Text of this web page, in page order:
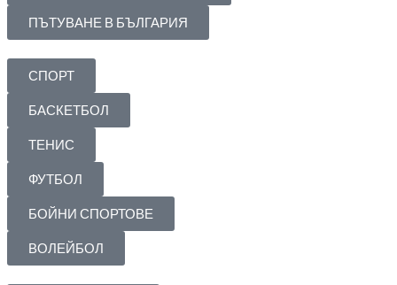
ПЪТУВАНЕ В БЪЛГАРИЯ
СПОРТ
БАСКЕТБОЛ
ТЕНИС
ФУТБОЛ
БОЙНИ СПОРТОВЕ
ВОЛЕЙБОЛ